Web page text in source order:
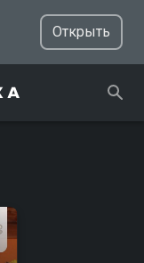
Открыть